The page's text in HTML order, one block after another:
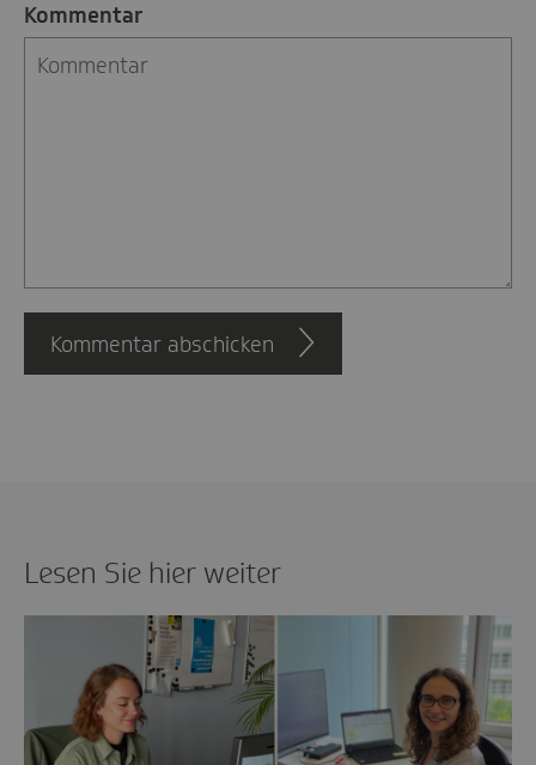
Kommentar
Kommentar abschicken
Lesen Sie hier weiter